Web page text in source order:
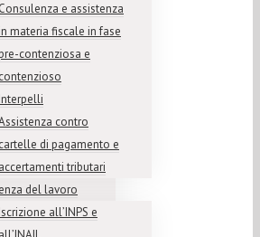
Consulenza e assistenza
materia fiscale in fase
contenziosa e
contenzioso
contro
cartelle di pagamento e
accertamenti tributari
del lavoro
all’INPS e